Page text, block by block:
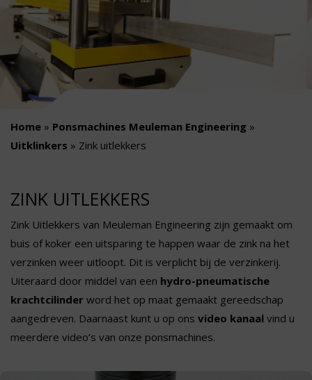
Home » Ponsmachines Meuleman Engineering »
Uitklinkers » Zink uitlekkers
ZINK UITLEKKERS
Zink Uitlekkers van Meuleman Engineering zijn gemaakt om
buis of koker een uitsparing te happen waar de zink na het
verzinken weer uitloopt. Dit is verplicht bij de verzinkerij.
Uiteraard door middel van een hydro-pneumatische
krachtcilinder word het op maat gemaakt gereedschap
aangedreven. Daarnaast kunt u op ons video kanaal vind u
meerdere video’s van onze ponsmachines.